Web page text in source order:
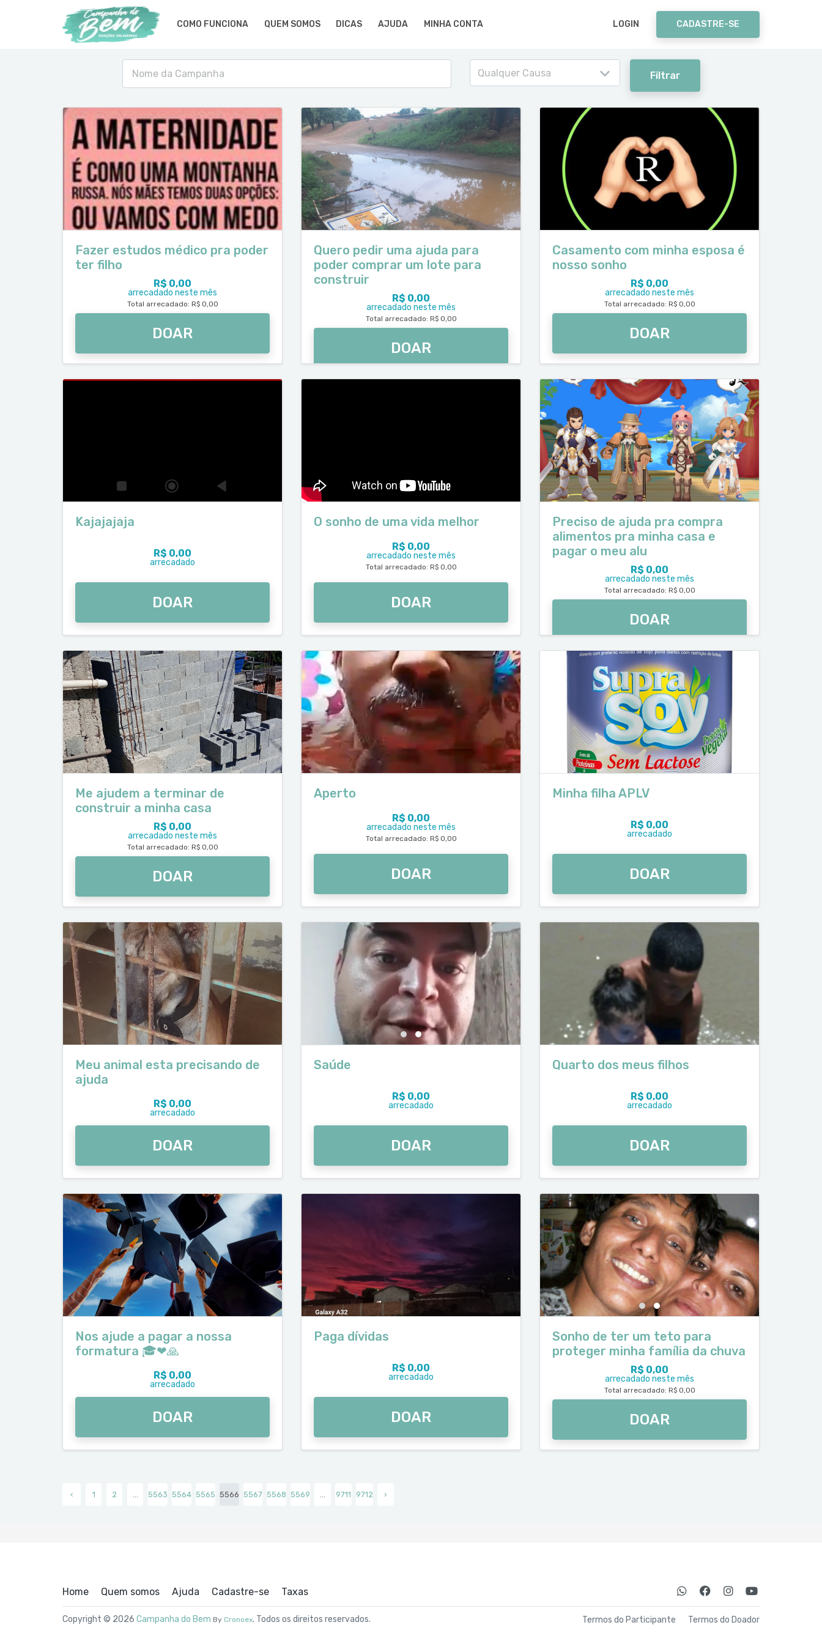
COMO FUNCIONA QUEM SOMOS DICAS AJUDA MINHA CONTA LOGIN CADASTRE-SE
Qualquer Causa Filtrar
Fazer estudos médico pra poder
ter filho
R$ 0,00
arrecadado neste mês
Total arrecadado: R$ 0,00
DOAR
Quero pedir uma ajuda para
poder comprar um lote para
construir
R$ 0,00
arrecadado neste mês
Total arrecadado: R$ 0,00
DOAR
Casamento com minha esposa é
nosso sonho
R$ 0,00
arrecadado neste mês
Total arrecadado: R$ 0,00
DOAR
Kajajajaja
R$ 0,00
arrecadado
DOAR
O sonho de uma vida melhor
R$ 0,00
arrecadado neste mês
Total arrecadado: R$ 0,00
DOAR
Preciso de ajuda pra compra
alimentos pra minha casa e
pagar o meu alu
R$ 0,00
arrecadado neste mês
Total arrecadado: R$ 0,00
DOAR
Me ajudem a terminar de
construir a minha casa
R$ 0,00
arrecadado neste mês
Total arrecadado: R$ 0,00
DOAR
Aperto
R$ 0,00
arrecadado neste mês
Total arrecadado: R$ 0,00
DOAR
Minha filha APLV
R$ 0,00
arrecadado
DOAR
Meu animal esta precisando de
ajuda
R$ 0,00
arrecadado
DOAR
Saúde
R$ 0,00
arrecadado
DOAR
Quarto dos meus filhos
R$ 0,00
arrecadado
DOAR
Nos ajude a pagar a nossa
formatura 🎓❤🙏
R$ 0,00
arrecadado
DOAR
Paga dívidas
R$ 0,00
arrecadado
DOAR
Sonho de ter um teto para
proteger minha família da chuva
R$ 0,00
arrecadado neste mês
Total arrecadado: R$ 0,00
DOAR
‹ 1 2 5563 5564 5565 5566 5567 5568 5569 9711 9712 ›
Home Quem somos Ajuda Cadastre-se Taxas
Copyright © 2026 Campanha do Bem By Cronoex. Todos os direitos reservados. Termos do Participante Termos do Doador